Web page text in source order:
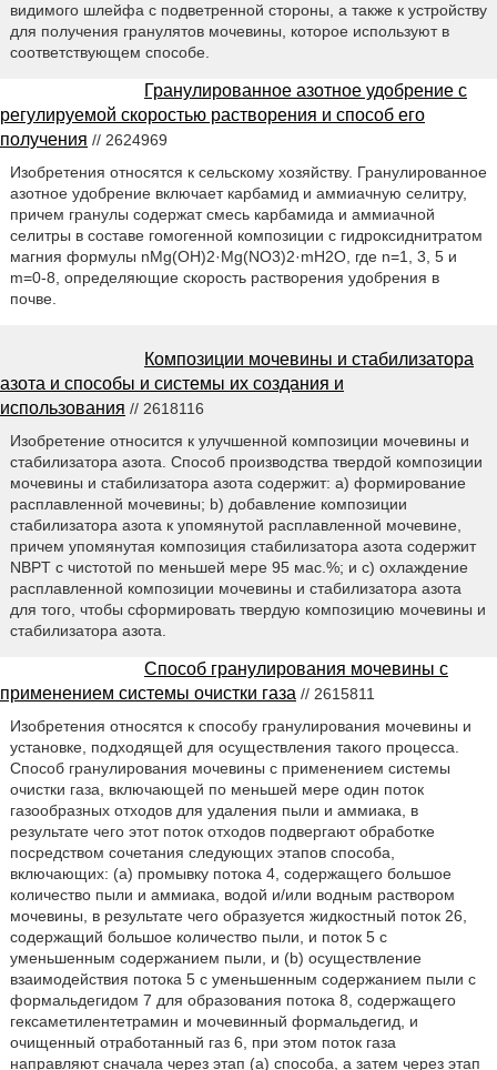
видимого шлейфа с подветренной стороны, а также к устройству
для получения гранулятов мочевины, которое используют в
соответствующем способе.
Гранулированное азотное удобрение с
регулируемой скоростью растворения и способ его
получения // 2624969
Изобретения относятся к сельскому хозяйству. Гранулированное
азотное удобрение включает карбамид и аммиачную селитру,
причем гранулы содержат смесь карбамида и аммиачной
селитры в составе гомогенной композиции с гидроксиднитратом
магния формулы nMg(OH)2·Mg(NO3)2·mH2O, где n=1, 3, 5 и
m=0-8, определяющие скорость растворения удобрения в
почве.
Композиции мочевины и стабилизатора
азота и способы и системы их создания и
использования // 2618116
Изобретение относится к улучшенной композиции мочевины и
стабилизатора азота. Способ производства твердой композиции
мочевины и стабилизатора азота содержит: a) формирование
расплавленной мочевины; b) добавление композиции
стабилизатора азота к упомянутой расплавленной мочевине,
причем упомянутая композиция стабилизатора азота содержит
NBPT с чистотой по меньшей мере 95 мас.%; и c) охлаждение
расплавленной композиции мочевины и стабилизатора азота
для того, чтобы сформировать твердую композицию мочевины и
стабилизатора азота.
Способ гранулирования мочевины с
применением системы очистки газа // 2615811
Изобретения относятся к способу гранулирования мочевины и
установке, подходящей для осуществления такого процесса.
Способ гранулирования мочевины с применением системы
очистки газа, включающей по меньшей мере один поток
газообразных отходов для удаления пыли и аммиака, в
результате чего этот поток отходов подвергают обработке
посредством сочетания следующих этапов способа,
включающих: (a) промывку потока 4, содержащего большое
количество пыли и аммиака, водой и/или водным раствором
мочевины, в результате чего образуется жидкостный поток 26,
содержащий большое количество пыли, и поток 5 с
уменьшенным содержанием пыли, и (b) осуществление
взаимодействия потока 5 с уменьшенным содержанием пыли с
формальдегидом 7 для образования потока 8, содержащего
гексаметилентетрамин и мочевинный формальдегид, и
очищенный отработанный газ 6, при этом поток газа
направляют сначала через этап (а) способа, а затем через этап